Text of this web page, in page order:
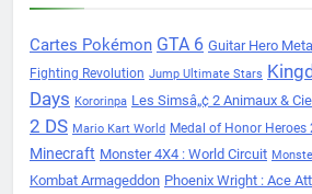
Cartes Pokémon GTA 6 Guitar Hero
Fighting Revolution Jump Ultimate Stars
Days Kororinpa Les Simsâ„¢ 2 Animaux & Cie
2 DS Mario Kart World Medal of Honor Heroes
Minecraft Monster 4X4 : World Circuit
Kombat Armageddon Phoenix Wright : Ace